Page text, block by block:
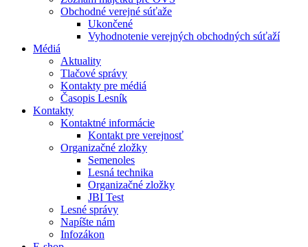
Obchodné verejné súťaže
Ukončené
Vyhodnotenie verejných obchodných súťaží
Médiá
Aktuality
Tlačové správy
Kontakty pre médiá
Časopis Lesník
Kontakty
Kontaktné informácie
Kontakt pre verejnosť
Organizačné zložky
Semenoles
Lesná technika
Organizačné zložky
JBI Test
Lesné správy
Napíšte nám
Infozákon